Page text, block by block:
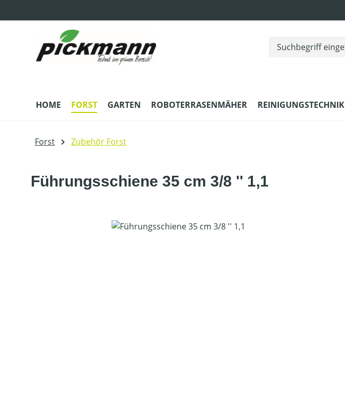
HOME FORST GARTEN ROBOTERRASENMÄHER REINIGUNGSTECHNIK
Forst Zubehör Forst
Führungsschiene 35 cm 3/8 '' 1,1
Bildergalerie überspringen